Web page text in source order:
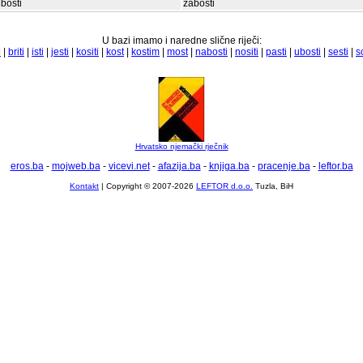
zabosti
U bazi imamo i naredne slične riječi:
briti isti jesti kositi kost| kostim most| nabosti nositi pasti ubosti sesti
Hrvatsko njemački rječnik
eros.ba- mojweb.ba- vicevi.net- afazija.ba- knjiga.ba- pracenje.ba- leftor.ba
Kontakt | Copyright © 2007-2026 LEFTOR d.o.o. Tuzla, BiH